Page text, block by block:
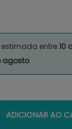
estimada entre10
agosto
ADICIONAR AO